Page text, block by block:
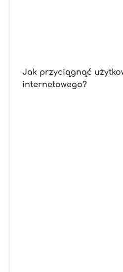
Jak przyciągnąć
internetowego?